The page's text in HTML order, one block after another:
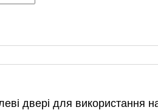
двері для використання